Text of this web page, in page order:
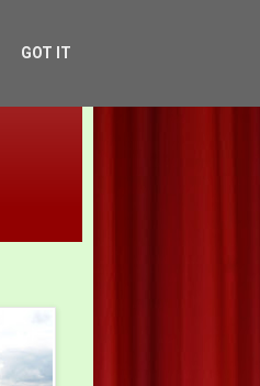
GOT IT